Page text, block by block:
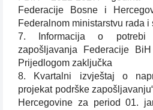
Federacije Bosne i
Federalnom ministarstvu rada
7. Informacija o potrebi
zapošljavanja Federacije
Prijedlogom zaključka
8. Kvartalni izvještaj o
projekat podrške
Hercegovine za period 01.